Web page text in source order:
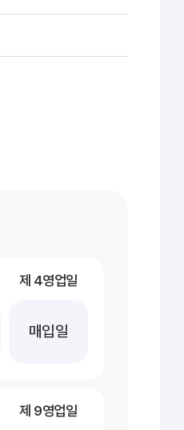
제 4영업일
매입일
제 9영업일